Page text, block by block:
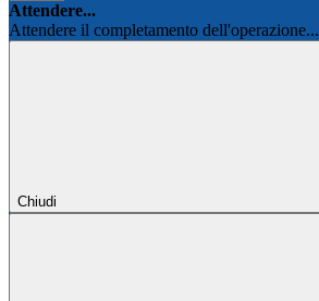
Attendere...
Attendere il completamento dell'operazione...
Chiudi